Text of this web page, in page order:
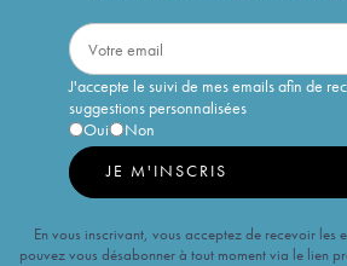
J'accepte le suivi de mes emails afin de
suggestions personnalisées
Oui
Non
JE M'INSCRIS
En vous inscrivant, vous acceptez de recevoir les
pouvez vous désabonner à tout moment via le lien